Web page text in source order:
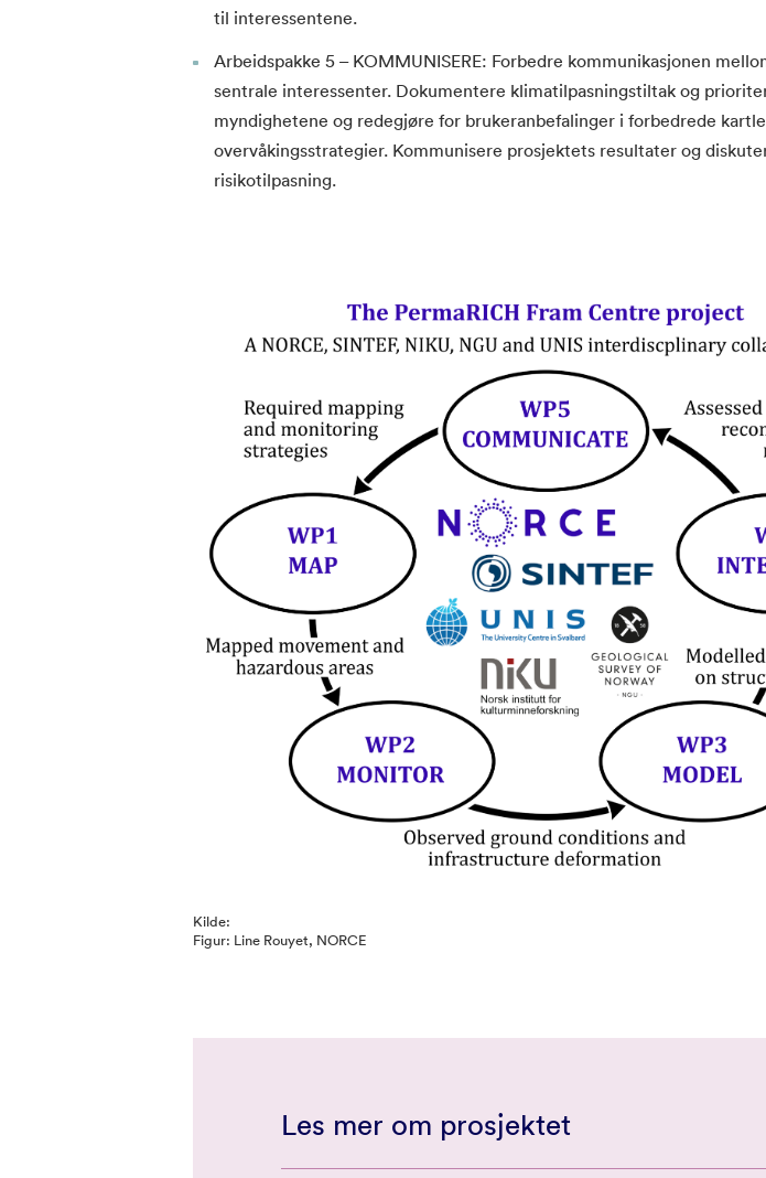
til interessentene.
Arbeidspakke 5 – KOMMUNISERE: Forbedre kommunikasjonen
sentrale interessenter. Dokumentere klimatilpasningstiltak og
myndighetene og redegjøre for brukeranbefalinger i forbedrede
overvåkingsstrategier. Kommunisere prosjektets resultater og
risikotilpasning.
Kilde:
Figur: Line Rouyet, NORCE
Les mer om prosjektet